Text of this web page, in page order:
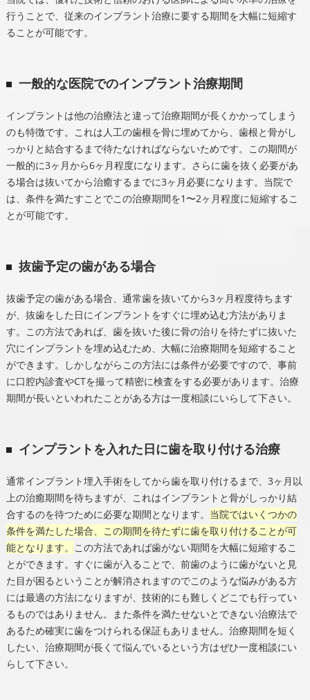
行うことで、従来のインプラント治療に要する期間を大幅に短縮す
ることが可能です。
一般的な医院でのインプラント治療期間
インプラントは他の治療法と違って治療期間が長くかかってしまう
のも特徴です。これは人工の歯根を骨に埋めてから、歯根と骨がし
っかりと結合するまで待たなければならないためです。この期間が
一般的に3ヶ月から6ヶ月程度になります。さらに歯を抜く必要があ
る場合は抜いてから治癒するまでに3ヶ月必要になります。当院で
は、条件を満たすことでこの治療期間を1〜2ヶ月程度に短縮するこ
とが可能です。
抜歯予定の歯がある場合
抜歯予定の歯がある場合、通常歯を抜いてから3ヶ月程度待ちます
が、抜歯をした日にインプラントをすぐに埋め込む方法がありま
す。この方法であれば、歯を抜いた後に骨の治りを待たずに抜いた
穴にインプラントを埋め込むため、大幅に治療期間を短縮すること
ができます。しかしながらこの方法には条件が必要ですので、事前
に口腔内診査やCTを撮って精密に検査をする必要があります。治療
期間が長いといわれたことがある方は一度相談にいらして下さい。
インプラントを入れた日に歯を取り付ける治療
通常インプラント埋入手術をしてから歯を取り付けるまで、3ヶ月以
上の治癒期間を待ちますが、これはインプラントと骨がしっかり結
合するのを待つために必要な期間となります。 当院ではいくつかの
条件を満たした場合、この期間を待たずに歯を取り付けることが可
能となります。 この方法であれば歯がない期間を大幅に短縮するこ
とができます。すぐに歯が入ることで、前歯のように歯がないと見
た目が困るということが解消されますのでこのような悩みがある方
には最適の方法になりますが、技術的にも難しくどこでも行ってい
るものではありません。また条件を満たせないとできない治療法で
あるため確実に歯をつけられる保証もありません。治療期間を短く
したい、治療期間が長くて悩んでいるという方はぜひ一度相談にい
らして下さい。